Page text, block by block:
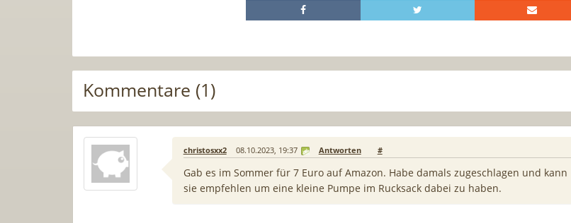
Kommentare (1)
christosxx2 08.10.2023, 19:37 Antworten #
Gab es im Sommer für 7 Euro auf Amazon. Habe damals zugeschlagen und kann
sie empfehlen um eine kleine Pumpe im Rucksack dabei zu haben.